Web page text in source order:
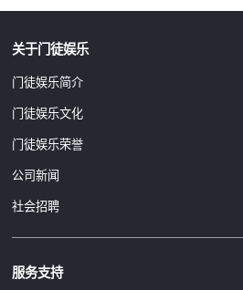
关于门徒娱乐
门徒娱乐简介
门徒娱乐文化
门徒娱乐荣誉
公司新闻
社会招聘
服务支持